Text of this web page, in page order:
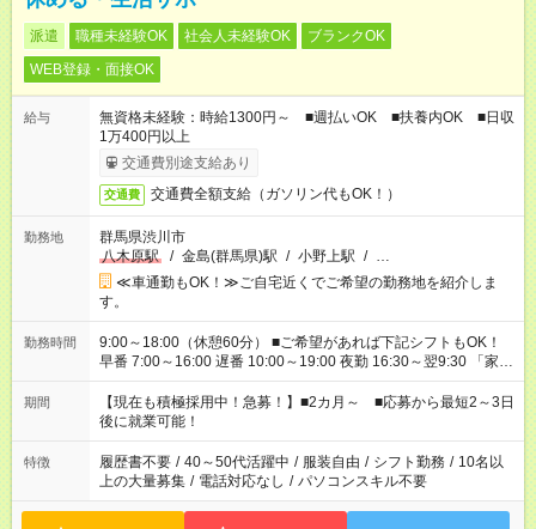
派遣 職種未経験OK 社会人未経験OK
ブランクOK
WEB登録・面接OK
給与
無資格未経験：時給1300円～ ■週払いOK ■扶養内OK ■日収
1万400円以上
交通費別途支給あり
交通費 交通費全額支給（ガソリン代もOK！）
勤務地
群馬県渋川市
八木原駅
/ 金島(群馬県)駅 / 小野上駅 / …
≪車通勤もOK！≫ご自宅近くでご希望の勤務地を紹介しま
す。
勤務時間
9:00～18:00（休憩60分） ■ご希望があれば下記シフトもOK！
早番 7:00～16:00 遅番 10:00～19:00 夜勤 16:30～翌9:30 「家族
と休みを合わせたい」 「余裕を持って夕飯の準備がしたい」
「できれば残業はしたくない」 など、ご希望を教えてください
ね。 ※Wワーク希望の方へ 今ご覧のお仕事で希望する勤務時間
と、もう1つのお仕事の勤務時間。 合計で週40時間を超える場
合は応募できません。
期間
【現在も積極採用中！急募！】■2カ月～ ■応募から最短2～3日
後に就業可能！
特徴 履歴書不要 / 40～50代活躍中 / 服装自由 / シフト勤務 / 10名以
上の大量募集 / 電話対応なし / パソコンスキル不要